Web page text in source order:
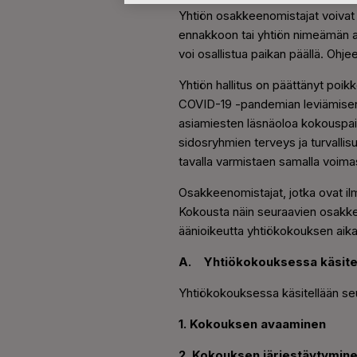
Yhtiön osakkeenomistajat
ennakkoon tai yhtiön nimeämän
voi osallistua paikan päällä.
Yhtiön hallitus on päättänyt
COVID-19 -pandemian
asiamiesten läsnäoloa
sidosryhmien terveys ja
tavalla varmistaen samalla
Osakkeenomistajat, jotka ovat
Kokousta näin seuraavien
äänioikeutta yhtiökokouksen
A. Yhtiökokouksessa
Yhtiökokouksessa käsitellään
1. Kokouksen avaaminen